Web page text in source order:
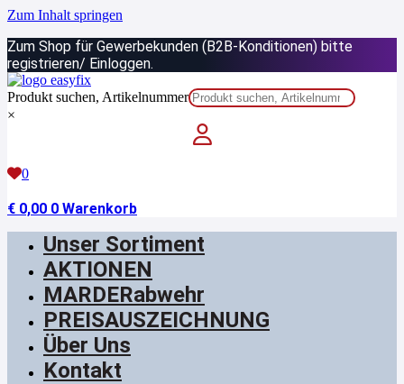
Zum Inhalt springen
Zum Shop für Gewerbekunden (B2B-Konditionen) bitte
registrieren/ Einloggen.
Produkt suchen, Artikelnummer
×
0
€ 0,00 0 Warenkorb
Unser Sortiment
AKTIONEN
MARDERabwehr
PREISAUSZEICHNUNG
Über Uns
Kontakt